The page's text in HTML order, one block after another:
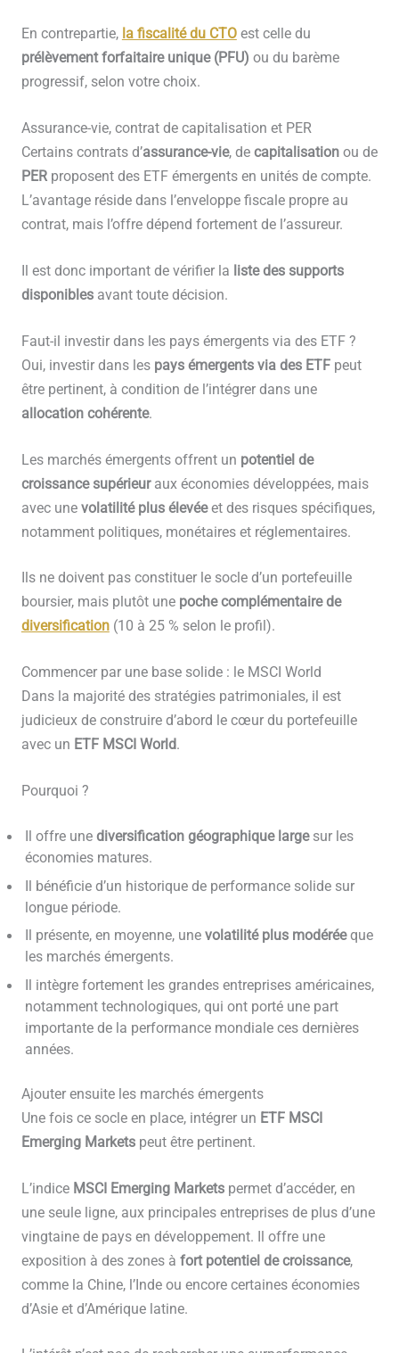
En contrepartie, la fiscalité du CTOest celle du
prélèvement forfaitaire unique (PFU) ou du barème
progressif, selon votre choix.
Assurance-vie, contrat de capitalisation et PER
Certains contrats d’assurance-vie, de capitalisationou de
PERproposent des ETF émergents en unités de compte.
L’avantage réside dans l’enveloppe fiscale propre au
contrat, mais l’offre dépend fortement de l’assureur.
Il est donc important de vérifier la liste des supports
disponiblesavant toute décision.
Faut-il investir dans les pays émergents via des ETF ?
Oui, investir dans les pays émergents via des ETFpeut
être pertinent, à condition de l’intégrer dans une
allocation cohérente.
Les marchés émergents offrent un potentiel de
croissance supérieuraux économies développées, mais
avec une volatilité plus élevéeet des risques spécifiques,
notamment politiques, monétaires et réglementaires.
Ils ne doivent pas constituer le socle d’un portefeuille
boursier, mais plutôt une poche complémentaire de
diversification(10 à 25 % selon le profil).
Commencer par une base solide : le MSCI World
Dans la majorité des stratégies patrimoniales, il est
judicieux de construire d’abord le cœur du portefeuille
avec un ETF MSCI World.
Pourquoi ?
Il offre une diversification géographique largesur les
économies matures.
Il bénéficie d’un historique de performance solide sur
longue période.
Il présente, en moyenne, une volatilité plus modéréeque
les marchés émergents.
Il intègre fortement les grandes entreprises américaines,
notamment technologiques, qui ont porté une part
importante de la performance mondiale ces dernières
années.
Ajouter ensuite les marchés émergents
Une fois ce socle en place, intégrer un ETF MSCI
Emerging Marketspeut être pertinent.
L’indice MSCI Emerging Marketspermet d’accéder, en
une seule ligne, aux principales entreprises de plus d’une
vingtaine de pays en développement. Il offre une
exposition à des zones à fort potentiel de croissance,
comme la Chine, l’Inde ou encore certaines économies
d’Asie et d’Amérique latine.